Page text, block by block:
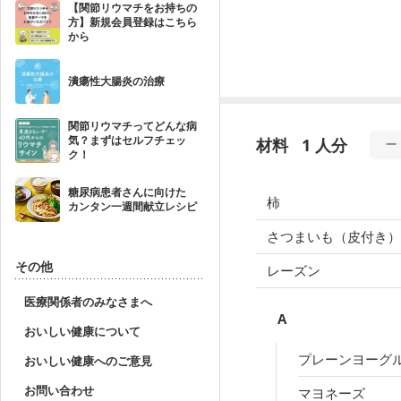
【関節リウマチをお持ちの
方】新規会員登録はこちら
から
潰瘍性大腸炎の治療
関節リウマチってどんな病
気？まずはセルフチェッ
ク！
糖尿病患者さんに向けた
カンタン一週間献立レシピ
その他
医療関係者のみなさまへ
おいしい健康について
おいしい健康へのご意見
お問い合わせ
材料 1 人分
柿
さつまいも（皮付き）
レーズン
A
プレーンヨーグ
マヨネーズ